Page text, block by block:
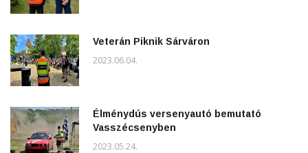
Veterán Piknik Sárváron
2023.06.04.
Élménydús versenyautó bemutató
Vasszécsenyben
2023.05.24.